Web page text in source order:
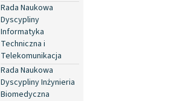
Rada Naukowa
Dyscypliny
Informatyka
Techniczna i
Telekomunikacja
Rada Naukowa
Dyscypliny Inżynieria
Biomedyczna